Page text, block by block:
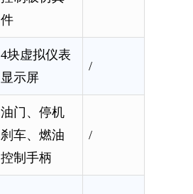
件
4块虚拟仪表
显示屏
/
油门、停机
刹车、燃油
控制手柄
/